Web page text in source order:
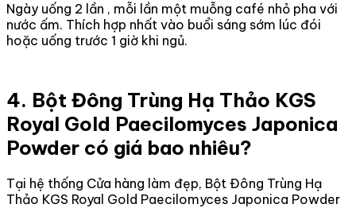
Ngày uống 2 lần , mỗi lần một muỗng café nhỏ pha với
nước ấm. Thích hợp nhất vào buổi sáng sớm lúc đói
hoặc uống trước 1 giờ khi ngủ.
4. Bột Đông Trùng Hạ Thảo KGS
Royal Gold Paecilomyces Japonica
Powder có giá bao nhiêu?
Tại hệ thống Cửa hàng làm đẹp, Bột Đông Trùng Hạ
Thảo KGS Royal Gold Paecilomyces Japonica Powder